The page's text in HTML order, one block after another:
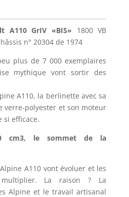
A110 GrIV «BIS» 1800 VB
n° 20304 de 1974
plus de 7 000 exemplaires
mythique vont sortir des
A110, la berlinette avec sa
verre-polyester et son moteur
si efficace.
cm3, le sommet de la
A110 vont évoluer et les
La raison ? La
Alpine et le travail artisanal